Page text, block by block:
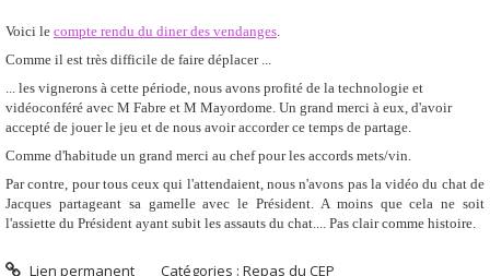
Voici le compte rendu du diner des vendanges
Comme il est très difficile de faire déplacer ...
... les vignerons à cette période, nous avons profité de la technologie et
vidéoconféré avec M Fabre et M Mayordome. Un grand merci à eux, d'avoir
accepté de jouer le jeu et de nous avoir accorder ce temps de partage.
Comme d'habitude un grand merci au chef pour les accords mets/vin.
Par contre, pour tous ceux qui l'attendaient, nous n'avons pas la vidéo du chat de
Jacques partageant sa gamelle avec le Président. A moins que cela ne soit
l'assiette du Président ayant subit les assauts du chat.... Pas clair comme histoire.
Lien permanent Catégories :Repas du CEP